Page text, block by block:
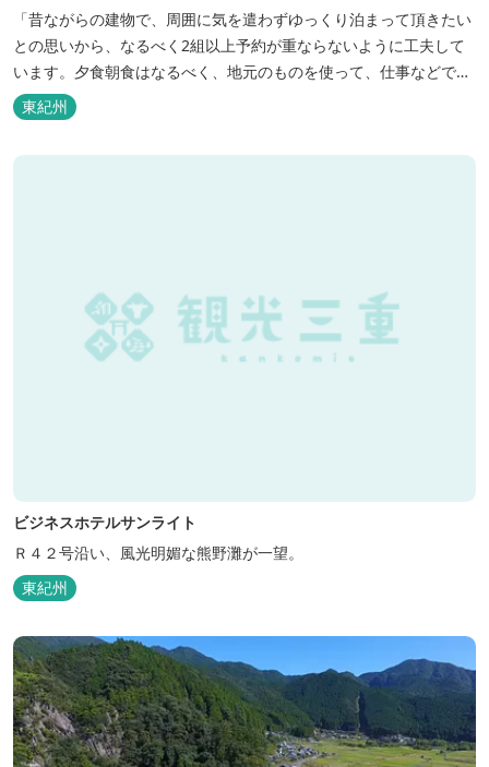
「昔ながらの建物で、周囲に気を遣わずゆっくり泊まって頂きたい
との思いから、なるべく2組以上予約が重ならないように工夫して
います。夕食朝食はなるべく、地元のものを使って、仕事などで連
泊の方には日替わりでご用意します。」オーナー様談。もし重なっ
た場合は、ごめんなさい。
東紀州
ビジネスホテルサンライト
Ｒ４２号沿い、風光明媚な熊野灘が一望。
東紀州